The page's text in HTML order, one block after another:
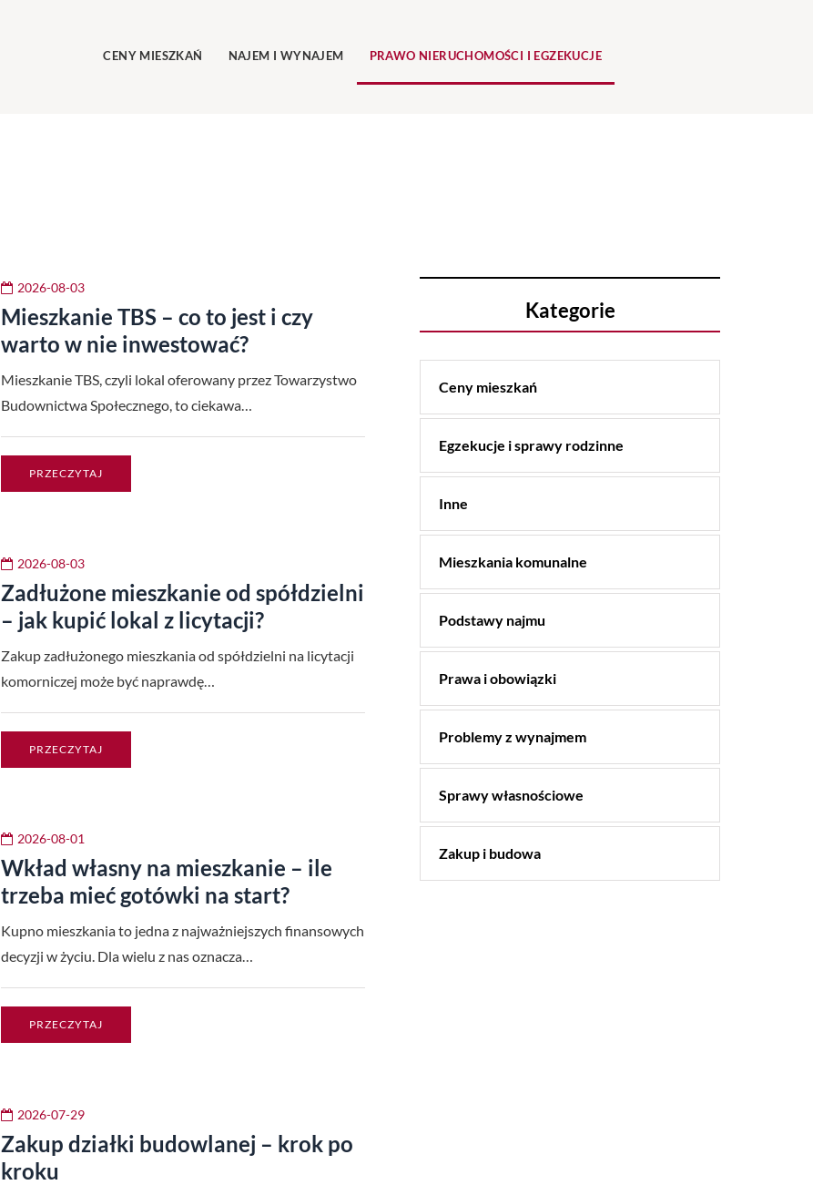
CENY MIESZKAŃ NAJEM I WYNAJEM PRAWO NIERUCHOMOŚCI I EGZEKUCJE
2026-08-03
Mieszkanie TBS – co to jest i czy
warto w nie inwestować?
Mieszkanie TBS, czyli lokal oferowany przez Towarzystwo
Budownictwa Społecznego, to ciekawa…
PRZECZYTAJ
2026-08-03
Zadłużone mieszkanie od spółdzielni
– jak kupić lokal z licytacji?
Zakup zadłużonego mieszkania od spółdzielni na licytacji
komorniczej może być naprawdę…
PRZECZYTAJ
2026-08-01
Wkład własny na mieszkanie – ile
trzeba mieć gotówki na start?
Kupno mieszkania to jedna z najważniejszych finansowych
decyzji w życiu. Dla wielu z nas oznacza…
PRZECZYTAJ
2026-07-29
Zakup działki budowlanej – krok po
kroku
Kategorie
Ceny mieszkań
Egzekucje i sprawy rodzinne
Inne
Mieszkania komunalne
Podstawy najmu
Prawa i obowiązki
Problemy z wynajmem
Sprawy własnościowe
Zakup i budowa